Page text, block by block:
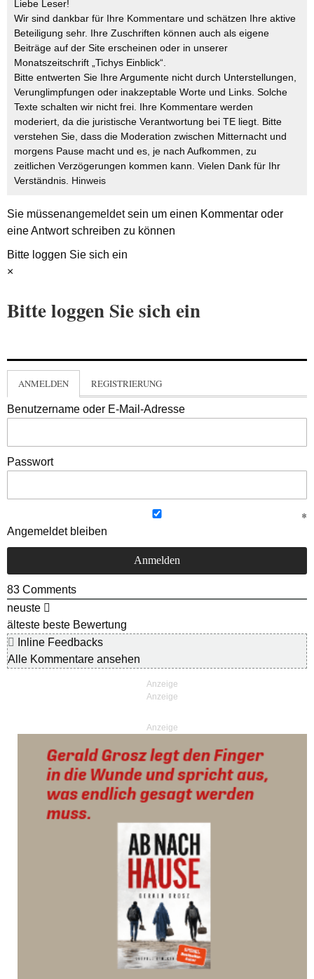
Liebe Leser!
Wir sind dankbar für Ihre Kommentare und schätzen Ihre aktive
Beteiligung sehr. Ihre Zuschriften können auch als eigene
Beiträge auf der Site erscheinen oder in unserer
Monatszeitschrift „Tichys Einblick“.
Bitte entwerten Sie Ihre Argumente nicht durch Unterstellungen,
Verunglimpfungen oder inakzeptable Worte und Links. Solche
Texte schalten wir nicht frei. Ihre Kommentare werden
moderiert, da die juristische Verantwortung bei TE liegt. Bitte
verstehen Sie, dass die Moderation zwischen Mitternacht und
morgens Pause macht und es, je nach Aufkommen, zu
zeitlichen Verzögerungen kommen kann. Vielen Dank für Ihr
Verständnis. Hinweis
Sie müssenangemeldetsein um einen Kommentar oder
eine Antwort schreiben zu können
Bitte loggen Sie sich ein
×
Bitte loggen Sie sich ein
ANMELDEN REGISTRIERUNG
Benutzername oder E-Mail-Adresse
Passwort
Angemeldet bleiben
83 Comments
neuste
älteste beste Bewertung
Inline Feedbacks
Alle Kommentare ansehen
Anzeige